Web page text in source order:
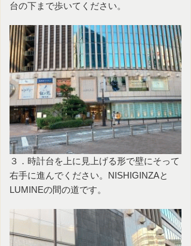
台の下まで歩いてください。
３．時計台を上に見上げる形で壁にそって
右手に進んでください。NISHIGINZAと
LUMINEの間の道です。